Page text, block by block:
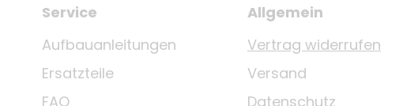
Service
Aufbauanleitungen
Ersatzteile
FAQ
Allgemein
Vertrag widerrufen
Versand
Datenschutz